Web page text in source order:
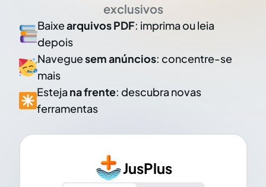
exclusivos
Baixearquivos PDF: imprima ou leia
depois
Naveguesem anúncios: concentre-se
mais
Esteja na frente: descubra novas
ferramentas
JusPlus